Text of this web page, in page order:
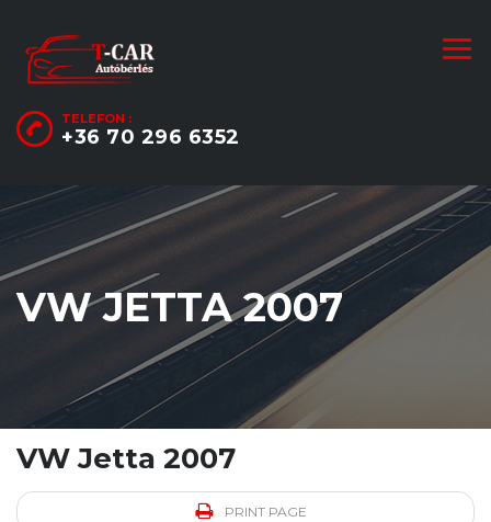
TELEFON :
+36 70 296 6352
VW JETTA 2007
VW Jetta 2007
PRINT PAGE